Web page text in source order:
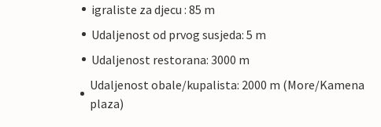
igraliste za djecu : 85 m
Udaljenost od prvog susjeda: 5 m
Udaljenost restorana: 3000 m
Udaljenost obale/kupalista: 2000 m (More/Kamena
plaza)